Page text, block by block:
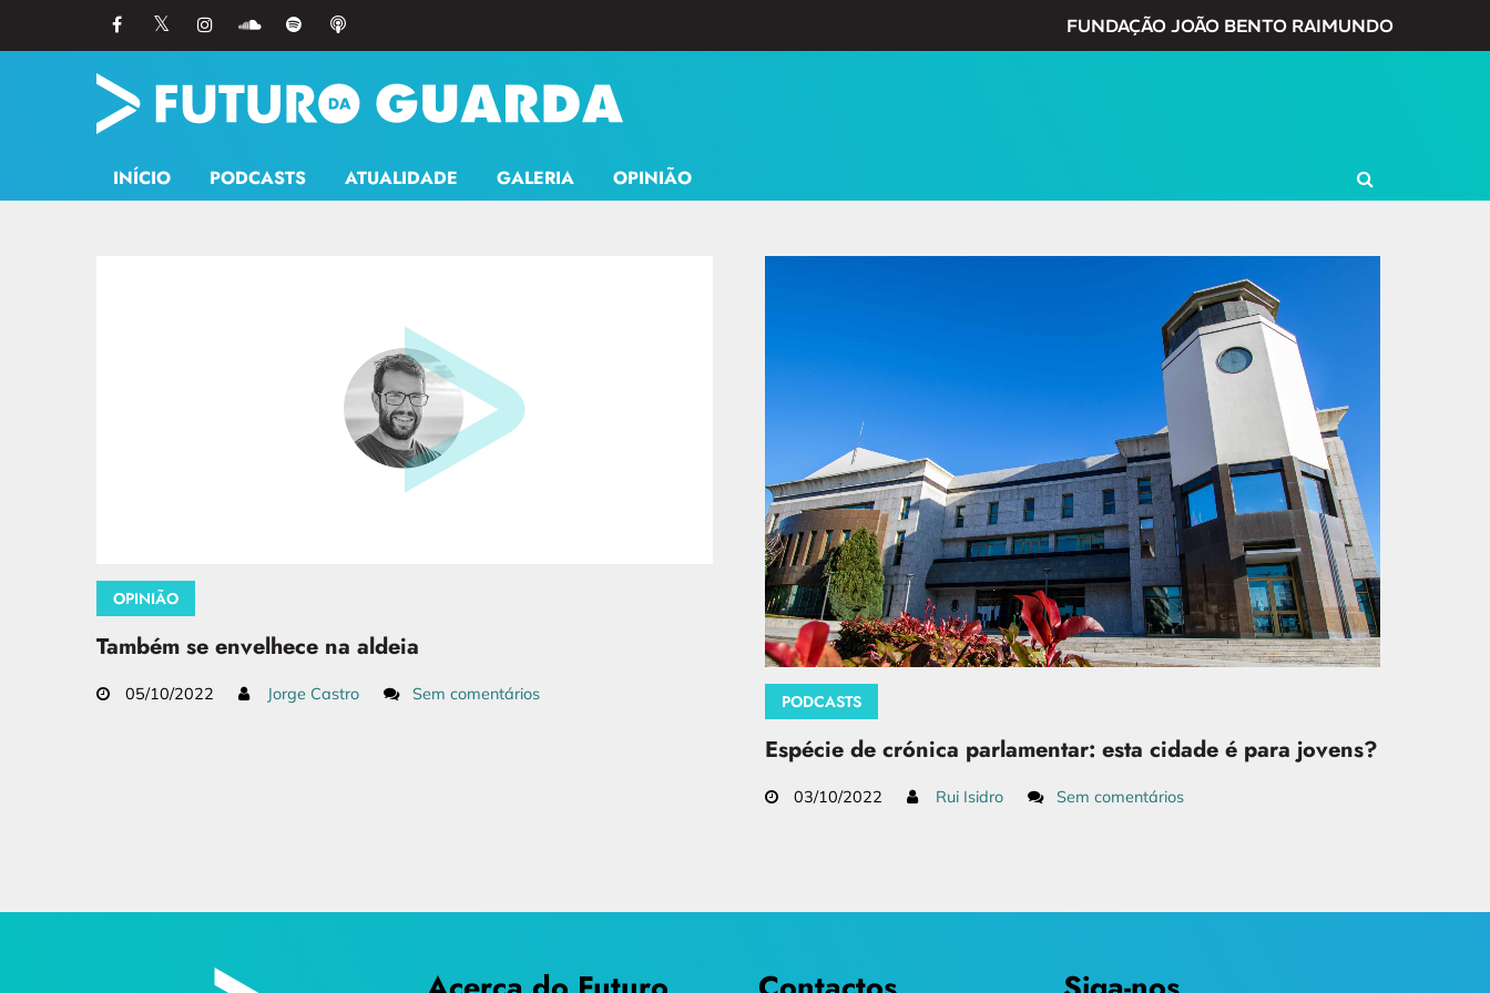
FUNDAÇÃO JOÃO BENTO RAIMUNDO
INÍCIO PODCASTS ATUALIDADE GALERIA OPINIÃO
OPINIÃO
Também se envelhece na aldeia
05/10/2022 Jorge Castro Sem comentários PODCASTS
Espécie de crónica parlamentar: esta cidade é para jovens?
03/10/2022 Rui Isidro Sem comentários